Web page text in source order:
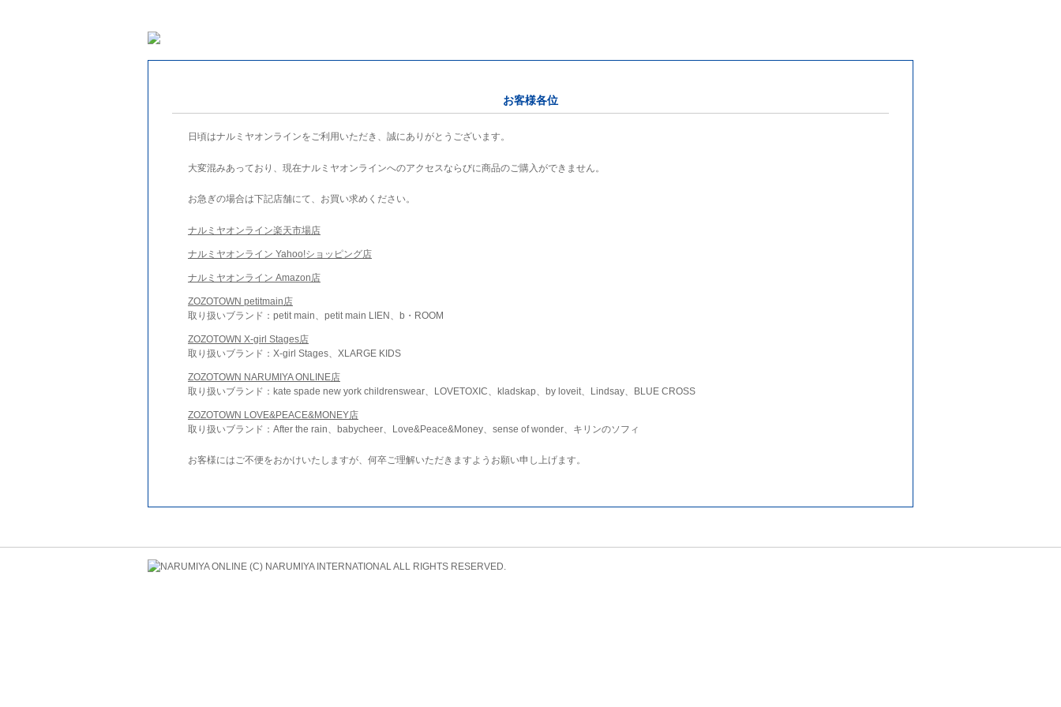
お客様各位
日頃はナルミヤオンラインをご利用いただき、誠にありがとうございます。
大変混みあっており、現在ナルミヤオンラインへのアクセスならびに商品のご購入ができません。
お急ぎの場合は下記店舗にて、お買い求めください。
ナルミヤオンライン楽天市場店
ナルミヤオンライン Yahoo!ショッピング店
ナルミヤオンライン Amazon店
ZOZOTOWN petitmain店
取り扱いブランド：petit main、petit main LIEN、b・ROOM
ZOZOTOWN X-girl Stages店
取り扱いブランド：X-girl Stages、XLARGE KIDS
ZOZOTOWN NARUMIYA ONLINE店
取り扱いブランド：kate spade new york childrenswear、LOVETOXIC、kladskap、by loveit、Lindsay、BLUE CROSS
ZOZOTOWN LOVE&PEACE&MONEY店
取り扱いブランド：After the rain、babycheer、Love&Peace&Money、sense of wonder、キリンのソフィ
お客様にはご不便をおかけいたしますが、何卒ご理解いただきますようお願い申し上げます。